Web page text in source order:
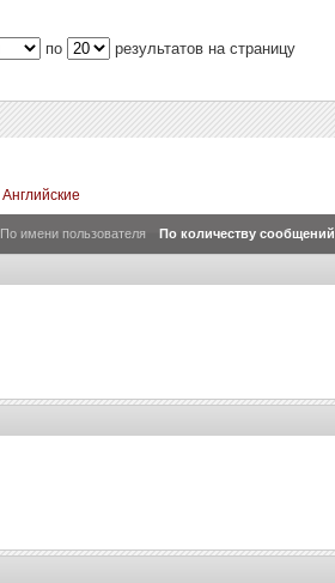
по
результатов на страницу
Английские
По имени пользователя По количеству сообщений